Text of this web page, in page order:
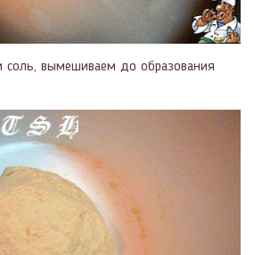
соль, вымешиваем до образования